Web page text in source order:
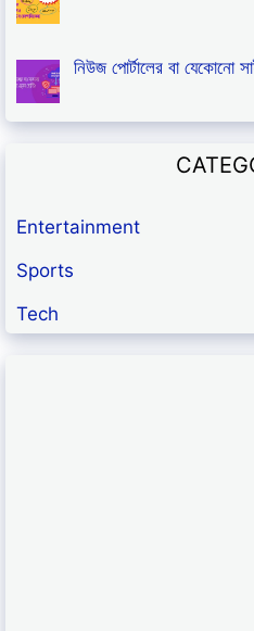
নিউজ পোর্টালের বা যেকোনো
Entertainment
Sports
Tech